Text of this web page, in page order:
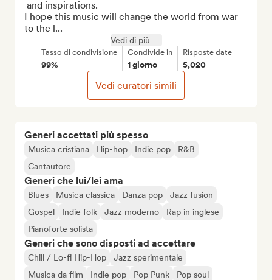
Generi accettati più spesso
Musica cristiana Hip-hop Indie pop
R&B
Cantautore
Generi che lui/lei ama
Blues Musica classica Danza pop
Jazz fusion
Gospel
Indie folk Jazz moderno
Rap in inglese
Pianoforte solista
Generi che sono disposti ad accettare
Chill / Lo-fi Hip-Hop
Jazz sperimentale
Musica da film
Indie pop Pop Punk
Pop soul
I hope this music will change the world from war
to the l...
Vedi di più
Tasso di condivisione
99%
Condivide in
1 giorno
Risposte date
5,020
Vedi curatori simili